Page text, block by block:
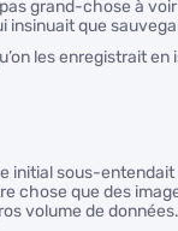
pas grand-chose à
insinuait que
les enregistrait en
initial sous-entendait
chose que des
volume de données.